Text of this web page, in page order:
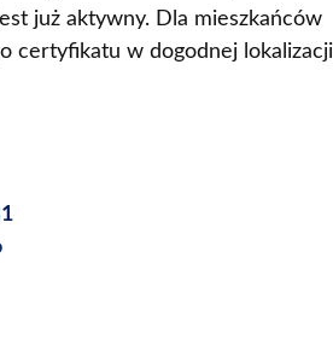
już aktywny. Dla mieszkańców
certyfikatu w dogodnej